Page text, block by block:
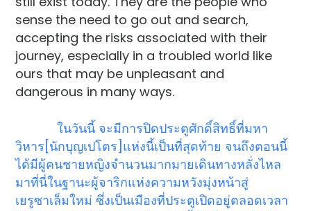
sense the need to go out and search,
accepting the risks associated with their
journey, especially in a troubled world like
ours that may be unpleasant and
dangerous in many ways.
ในวันนี้ จะมีการปิดประตูศักดิ์สิทธิ์ที่มหา
วิหาร[นักบุญเปโตร]แห่งนี้เป็นที่สุดท้าย จนถึงตอนนี้
ได้มีผู้คนชายหญิงจำนวนมากมายเดินทางหลั่งไหล
มาที่นี่ในฐานะผู้จาริกแห่งความหวังมุ่งหน้าสู่
เยรูซาเล็มใหม่ ซึ่งเป็นเมืองที่ประตูเปิดอยู่ตลอดเวลา